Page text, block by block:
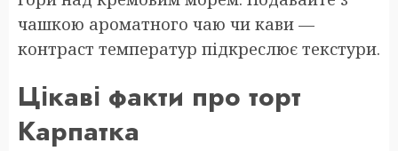
чашкою ароматного чаю чи кави —
контраст температур підкреслює текстури.
Цікаві факти про торт
Карпатка